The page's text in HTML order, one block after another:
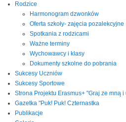
Rodzice
Harmonogram dzwonków
Oferta szkoły- zajęcia pozalekcyjne
Spotkania z rodzicami
Ważne terminy
Wychowawcy i klasy
Dokumenty szkolne do pobrania
Sukcesy Uczniów
Sukcesy Sportowe
Strona Projektu Erasmus+ "Graj ze mną i
Gazetka "Puk! Puk! Czternastka
Publikacje